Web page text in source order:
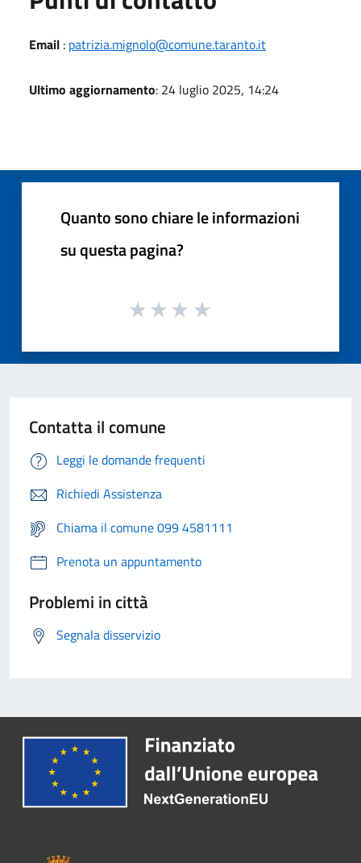
Email : patrizia.mignolo@comune.taranto.it
Ultimo aggiornamento: 24 luglio 2025, 14:24
Quanto sono chiare le informazioni
su questa pagina?
Contatta il comune
Leggi le domande frequenti
Richiedi Assistenza
Chiama il comune 099 4581111
Prenota un appuntamento
Problemi in città
Segnala disservizio